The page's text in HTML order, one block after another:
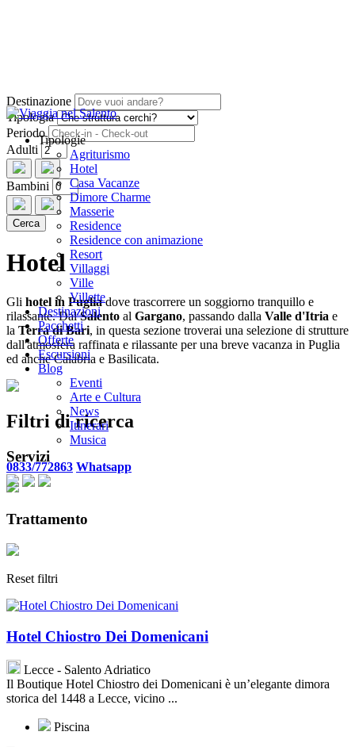
Tipologie
Agriturismo
Hotel
Casa Vacanze
Dimore Charme
Masserie
Residence
Residence con animazione
Resort
Villaggi
Ville
Villette
Destinazioni
Pacchetti
Offerte
Escursioni
Blog
Eventi
Arte e Cultura
News
Itinerari
Musica
0833/772863 Whatsapp
Destinazione
Tipologia
Periodo
Adulti
Bambini
Hotel
Gli hotel in Pugliadove trascorrere un soggiorno tranquillo e
rilassante. DalSalento al Gargano, passando dalla Valle d'Itria e
la Terra di Bari, in questa sezione troverai una selezione di strutture
dall'atmosfera raffinata e rilassante per una breve vacanza in Puglia
ed anche Calabria e Basilicata.
Filtri di ricerca
Servizi
Trattamento
Reset filtri
Hotel Chiostro Dei Domenicani
Lecce - Salento Adriatico
Il Boutique Hotel Chiostro dei Domenicani è un’elegante dimora
storica del 1448 a Lecce, vicino ...
Piscina